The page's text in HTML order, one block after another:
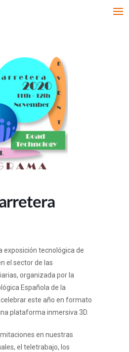
exposición tecnológica de
el sector de las
organizada por la
Española de la
este año en formato
plataforma inmersiva 3D.
en nuestras
el teletrabajo, los